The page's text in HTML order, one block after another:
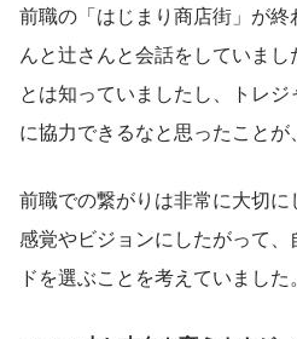
前職の「はじまり商店街」が
んと辻さんと会話をしていま
とは知っていましたし、トレ
に協力できるなと思ったことが
前職での繋がりは非常に大切
感覚やビジョンにしたがって
ドを選ぶことを考えていました。